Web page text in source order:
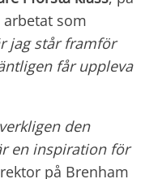
som
jag står framför
får uppleva
den
en inspiration för
på Brenham